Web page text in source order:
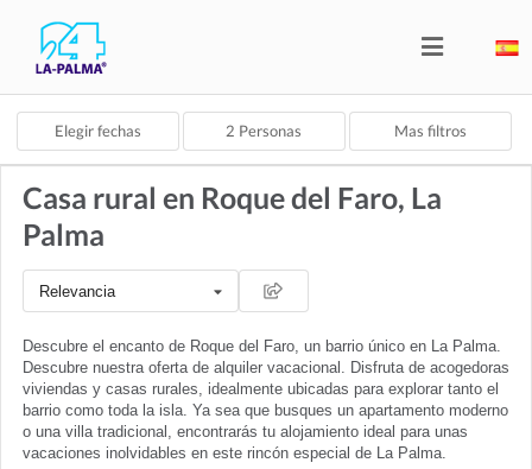
Elegir fechas 2 Personas Mas filtros
Casa rural en Roque del Faro, La
Palma
Relevancia
Descubre el encanto de Roque del Faro, un barrio único en La Palma.
Descubre nuestra oferta de alquiler vacacional. Disfruta de acogedoras
viviendas y casas rurales, idealmente ubicadas para explorar tanto el
barrio como toda la isla. Ya sea que busques un apartamento moderno
o una villa tradicional, encontrarás tu alojamiento ideal para unas
vacaciones inolvidables en este rincón especial de La Palma.